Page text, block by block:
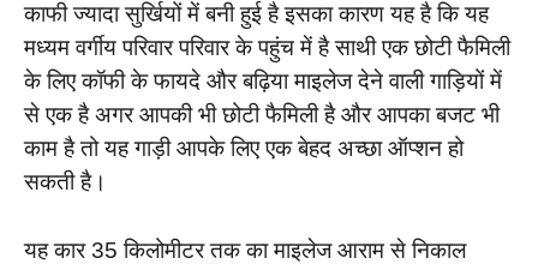
काफी ज्यादा सुर्खियों में बनी हुई है इसका कारण यह है कि यह
मध्यम वर्गीय परिवार परिवार के पहुंच में है साथी एक छोटी फैमिली
के लिए कॉफी के फायदे और बढ़िया माइलेज देने वाली गाड़ियों में
से एक है अगर आपकी भी छोटी फैमिली है और आपका बजट भी
काम है तो यह गाड़ी आपके लिए एक बेहद अच्छा ऑप्शन हो
सकती है।
यह कार 35 किलोमीटर तक का माइलेज आराम से निकाल